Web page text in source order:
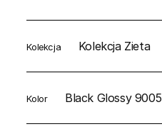
Kolekcja Kolekcja Zieta
Kolor Black Glossy 9005